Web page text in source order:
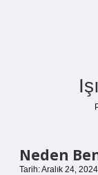
Neden
Tarih: Aralık 24, 2024